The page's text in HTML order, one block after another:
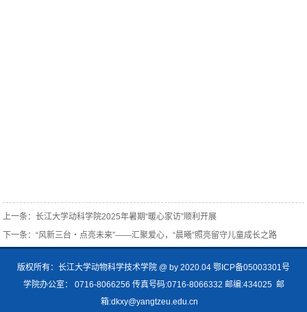
上一条：长江大学动科学院2025年暑期“暖心家访”顺利开展
下一条：“风新三台・点亮未来”——汇聚爱心，“晨曦”照亮留守儿童成长之路
版权所有：长江大学动物科学技术学院 @ by 2020.04 鄂ICP备05003301号
学院办公室： 0716-8066256 传真号码:0716-8066332 邮编:434025 邮
箱:dkxy@yangtzeu.edu.cn